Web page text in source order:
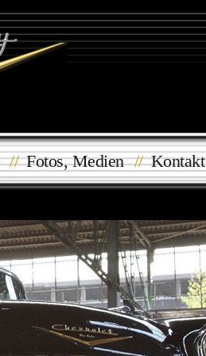
// Fotos, Medien // Kontakt